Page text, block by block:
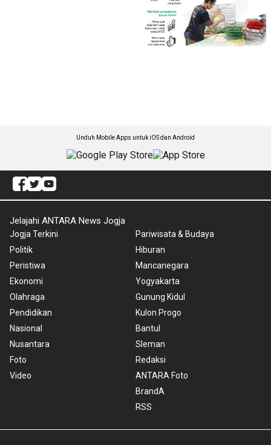
Unduh Mobile Apps untuk iOS dan Android
Jelajahi ANTARA News Jogja
Jogja Terkini
Politik
Peristiwa
Ekonomi
Olahraga
Pendidikan
Nasional
Nusantara
Foto
Video
Pariwisata & Budaya
Hiburan
Mancanegara
Yogyakarta
Gunung Kidul
Kulon Progo
Bantul
Sleman
Redaksi
ANTARA Foto
BrandA
RSS